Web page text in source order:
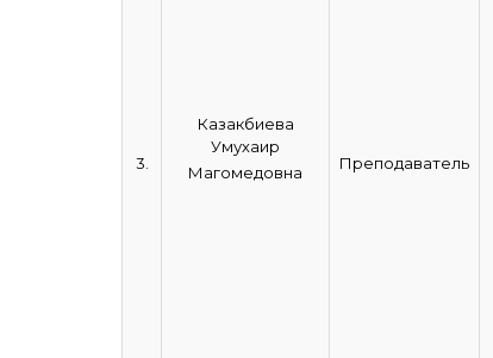
3.
Казакбиева
Умухаир
Магомедовна
Преподаватель